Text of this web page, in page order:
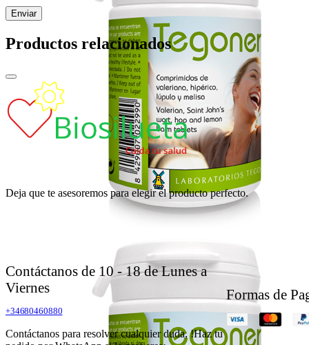
Productos relacionados
Deja que te asesoremos para elegir el producto perfecto.
Contáctanos de 10 - 18 de Lunes a
Viernes
+34680460880
Contáctanos para resolver cualquier duda, !Haz tu
Formas de